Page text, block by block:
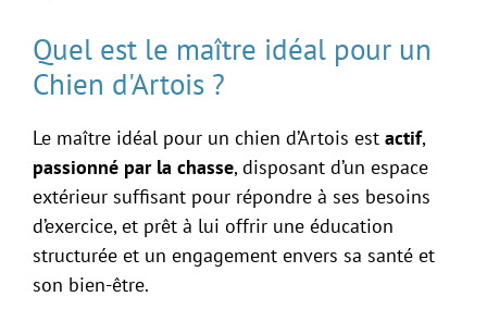
Quel est le maître idéal pour un
Chien d'Artois ?
Le maître idéal pour un chien d’Artois est actif,
passionné par la chasse, disposant d’un espace
extérieur suffisant pour répondre à ses besoins
d’exercice, et prêt à lui offrir une éducation
structurée et un engagement envers sa santé et
son bien-être.